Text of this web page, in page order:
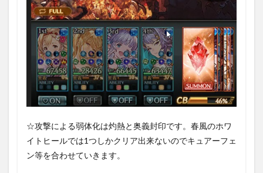
☆攻撃による弱体化は灼熱と奥義封印です。春風のホワ
イトヒールでは1つしかクリア出来ないのでキュアーフェ
ン等を合わせていきます。